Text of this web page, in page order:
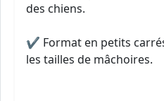
des chiens.
✔ Format en petits
les tailles de mâchoires.